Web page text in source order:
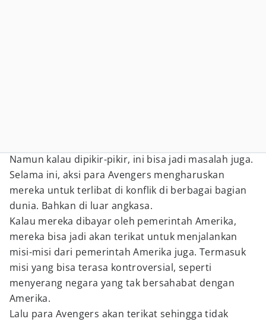
Namun kalau dipikir-pikir, ini bisa jadi masalah juga.
Selama ini, aksi para Avengers mengharuskan
mereka untuk terlibat di konflik di berbagai bagian
dunia. Bahkan di luar angkasa.
Kalau mereka dibayar oleh pemerintah Amerika,
mereka bisa jadi akan terikat untuk menjalankan
misi-misi dari pemerintah Amerika juga. Termasuk
misi yang bisa terasa kontroversial, seperti
menyerang negara yang tak bersahabat dengan
Amerika.
Lalu para Avengers akan terikat sehingga tidak